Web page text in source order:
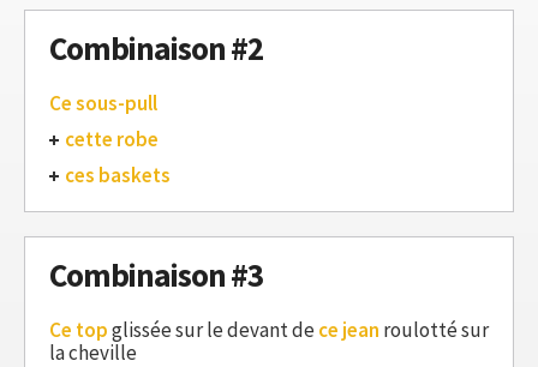
Combinaison #2
Ce sous-pull
cette robe
ces baskets
Combinaison #3
Ce topglissée sur le devant dece jean roulotté sur
la cheville